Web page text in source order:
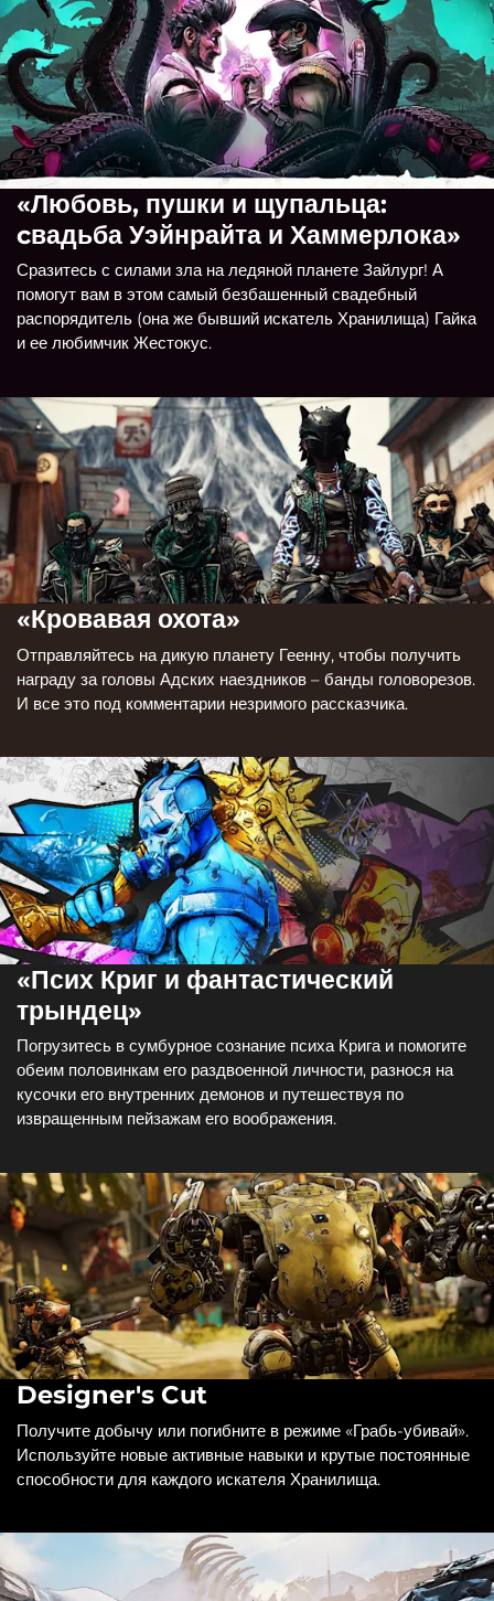
«Любовь, пушки и щупальца:
cвадьба Уэйнрайта и Хаммерлока»
Сразитесь с силами зла на ледяной планете Зайлург! А
помогут вам в этом самый безбашенный свадебный
распорядитель (она же бывший искатель Хранилища) Гайка
и ее любимчик Жестокус.
«Кровавая охота»
Отправляйтесь на дикую планету Геенну, чтобы получить
награду за головы Адских наездников – банды головорезов.
И все это под комментарии незримого рассказчика.
«Псих Криг и фантастический
трындец»
Погрузитесь в сумбурное сознание психа Крига и помогите
обеим половинкам его раздвоенной личности, разнося на
кусочки его внутренних демонов и путешествуя по
извращенным пейзажам его воображения.
Designer's Cut
Получите добычу или погибните в режиме «Грабь-убивай».
Используйте новые активные навыки и крутые постоянные
способности для каждого искателя Хранилища.